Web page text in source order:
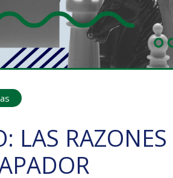
LAS